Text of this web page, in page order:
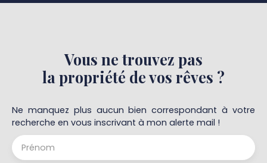
Vous ne trouvez pas
la propriété de vos rêves ?
Ne manquez plus aucun bien correspondant à votre
recherche en vous inscrivant à mon alerte mail !
Prénom